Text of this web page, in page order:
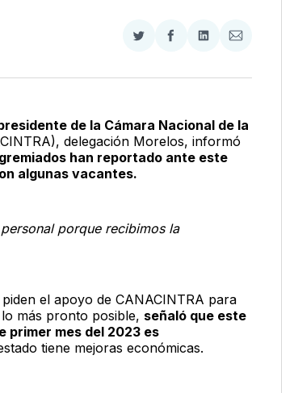
Compartir
Twitter
Compartir
Facebook
Compartir
LinkedIn
Compartir
Email
de la Cámara Nacional de la
delegación Morelos, informó
han reportado ante este
algunas vacantes.
porque recibimos la
el apoyo de CANACINTRA para
más pronto posible, señaló que este
primer mes del 2023 es
tiene mejoras económicas.